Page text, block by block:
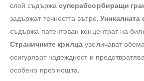
слой съдържа суперабсорбиращи
задържат течността вътре.
съдържа патентован концентрат на
Страничните крилца увеличават
осигуряват надеждност и
особено през нощта.